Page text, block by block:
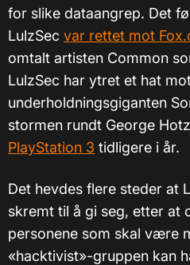
for slike dataangrep. Det
LulzSec var rettet mot
omtalt artisten Common
LulzSec har ytret et hat
underholdningsgiganten
stormen rundt George
PlayStation 3 tidligere i år.
Det hevdes flere steder at
skremt til å gi seg, etter at
personene som skal være
«hacktivist»-gruppen kan